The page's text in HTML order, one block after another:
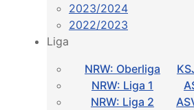
2023/2024
2022/2023
Liga
NRW: Oberliga
NRW: Liga 1
NRW: Liga 2